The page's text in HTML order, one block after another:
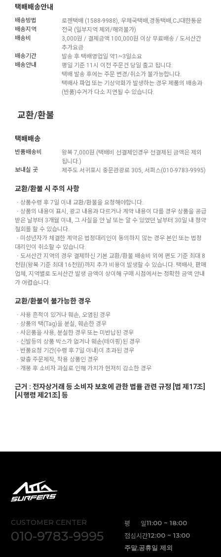
택배배송안내
배송방법
로젠택배 (1588-9988), 우체국택배,경동택배,CJ대한통운
배송지역
전국 (일부지역 제외/해외불가)
배송비
3,000원 / 결제금액 100,000원 이상 무료배송 / 도서산간
추가요금
배송기간
발송 후 택배영업일 약1~3일소요
배송안내
평일 기준 11시 이전 주문건 당일 출고 됩니다.
택배 발송 후에는 주문 변경/취소가 불가능합니다.
택배사 파업 또는 기상악화가 발생하는 경우 제품의 배송과
(반품)수거가 다소 지연될 수 있습니다.
교환/환불
택배배송
반품배송비
왕복 7,000원 (택배비 선결제인경우 선결제된 금액은 제외
됩니다.)
보내실 곳
제주도 서귀포시 중문관광로 305, 서퍼스(010-9783-9995)
교환/환불 시 주의 사항
ㆍ상품수령 후 7일 이내 교환/환불을 요청해야합니다.
ㆍ상품의 내용이 표시, 광고 내용과 다르거나 계약 내용이 다를 경우 상품을 공급
받은 날부터 3개월 이내, 그 사실을 안 날 또는 알 수 있었던 날부터 30일 내 청약
철회를 할 수 있습니다.
ㆍ미성년자가 체결한 계약은 법정대리인이 동의하지 않는 경우 본인 또는 법정
대리인이 취소할 수 있습니다.
ㆍ도서산간 지역의 경우 결제하신 기본 교환/환불 배송비 외에 편도 기준 최대 8
천원(왕복 기준 최대 16천원)까지 추가 비용이 발생할 수 있습니다. 택배사, 판매
업체, 지역별로 도서산간 발생 금액이 상이해 구매 시점에서는 정확한 금액 안내
가 어렵습니다.
교환/환불이 불가능한 경우
ㆍ사용 흔적이 있거나 훼손, 오염된 경우
ㆍ상품의 택(Tag)을 분실, 훼손한 경우
ㆍ사은품을 사용, 분실한 경우 또는 미반납된 경우
ㆍ신발등의 상품 박스가 없거나 훼손(테이핑)된 경우
ㆍ반품요청 기간(수령 후 7일 이내)이 초과된 경우
ㆍ맞춤 주문제작, 착용 상품인 경우
ㆍ개봉 후 소비자 과실로 인해 가치가 현저히 감소한 경우
근거 : 전자상거래 등 소비자 보호에 관한 법률 관련 규정 [법 제17조]
[시행령 제21조] 등
CUSTOMER CENTER
010-9783-9995
평 일11:00 ~ 18:00
점심시간12:00 ~ 13:00
주말,공휴일 제외